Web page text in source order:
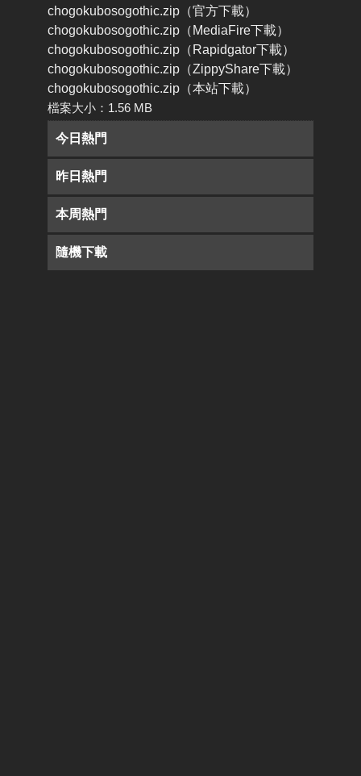
chogokubosogothic.zip（官方下載）
chogokubosogothic.zip（MediaFire下載）
chogokubosogothic.zip（Rapidgator下載）
chogokubosogothic.zip（ZippyShare下載）
chogokubosogothic.zip（本站下載）
檔案大小：1.56 MB
今日熱門
昨日熱門
本周熱門
隨機下載